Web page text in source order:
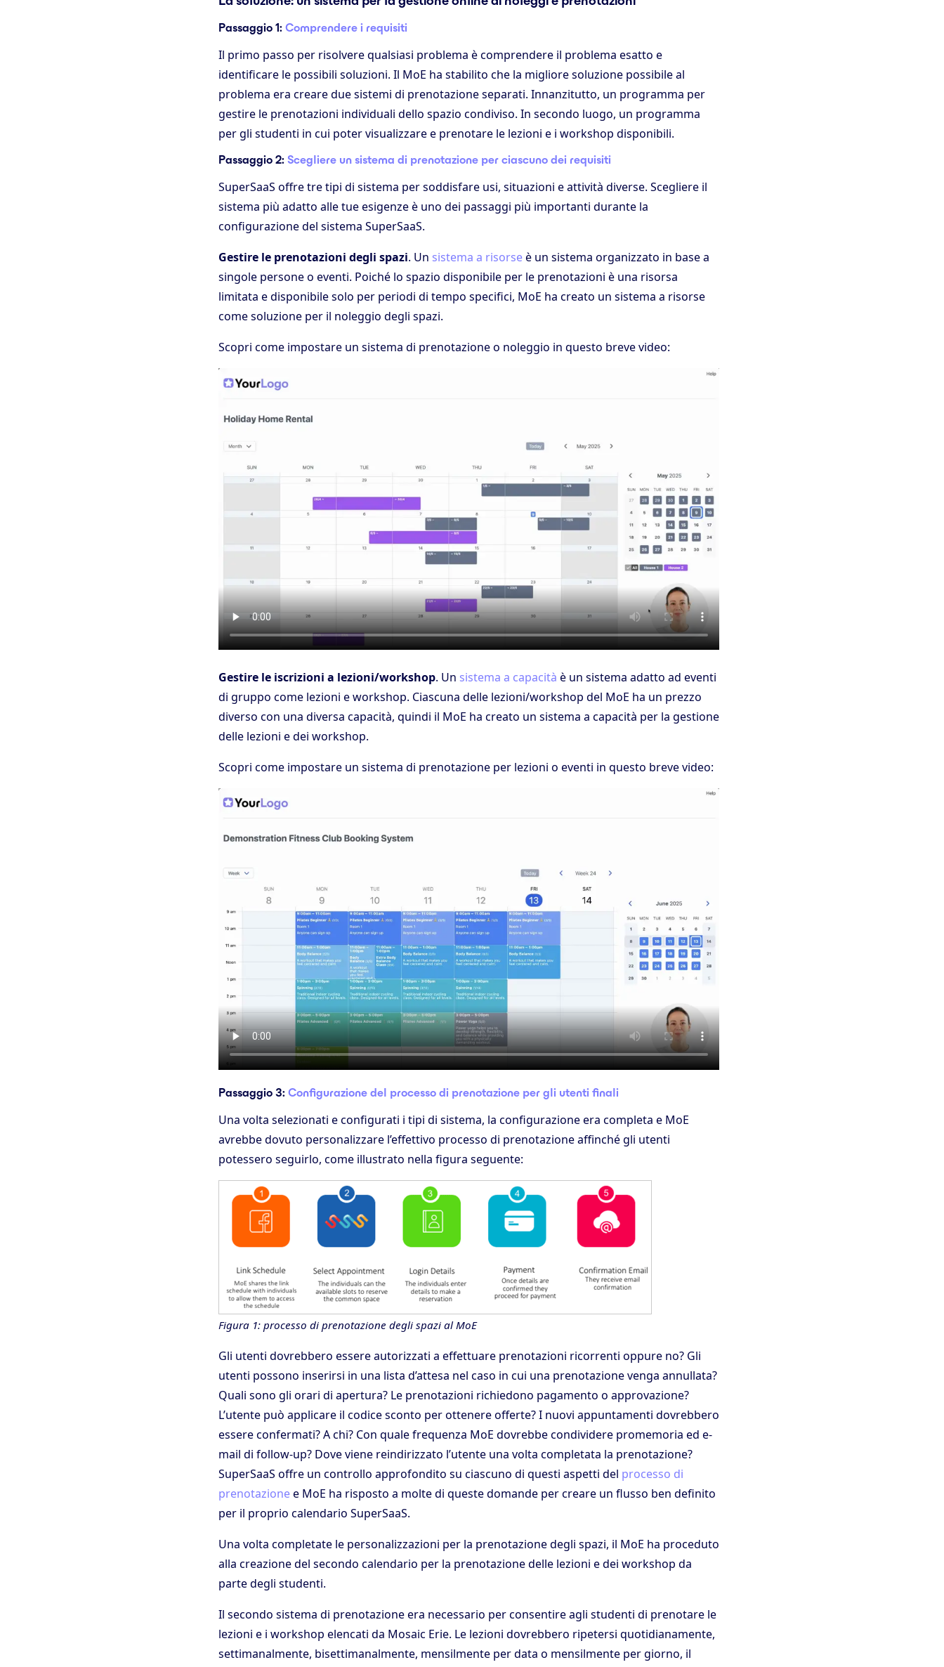
Passaggio 1: Comprendere i requisiti
Il primo passo per risolvere qualsiasi problema è comprendere il problema esatto e
identificare le possibili soluzioni. Il MoE ha stabilito che la migliore soluzione possibile al
problema era creare due sistemi di prenotazione separati. Innanzitutto, un programma per
gestire le prenotazioni individuali dello spazio condiviso. In secondo luogo, un programma
per gli studenti in cui poter visualizzare e prenotare le lezioni e i workshop disponibili.
Passaggio 2: Scegliere un sistema di prenotazione per ciascuno dei requisiti
SuperSaaS offre tre tipi di sistema per soddisfare usi, situazioni e attività diverse. Scegliere il
sistema più adatto alle tue esigenze è uno dei passaggi più importanti durante la
configurazione del sistema SuperSaaS.
Gestire le prenotazioni degli spazi. Un sistema a risorseè un sistema organizzato in base a
singole persone o eventi. Poiché lo spazio disponibile per le prenotazioni è una risorsa
limitata e disponibile solo per periodi di tempo specifici, MoE ha creato un sistema a risorse
come soluzione per il noleggio degli spazi.
Scopri come impostare un sistema di prenotazione o noleggio in questo breve video:
Gestire le iscrizioni a lezioni/workshop. Un sistema a capacità è un sistema adatto ad eventi
di gruppo come lezioni e workshop. Ciascuna delle lezioni/workshop del MoE ha un prezzo
diverso con una diversa capacità, quindi il MoE ha creato un sistema a capacità per la gestione
delle lezioni e dei workshop.
Scopri come impostare un sistema di prenotazione per lezioni o eventi in questo breve video:
Passaggio 3: Configurazione del processo di prenotazione per gli utenti finali
Una volta selezionati e configurati i tipi di sistema, la configurazione era completa e MoE
avrebbe dovuto personalizzare l’effettivo processo di prenotazione affinché gli utenti
potessero seguirlo, come illustrato nella figura seguente:
Figura 1: processo di prenotazione degli spazi al MoE
Gli utenti dovrebbero essere autorizzati a effettuare prenotazioni ricorrenti oppure no? Gli
utenti possono inserirsi in una lista d’attesa nel caso in cui una prenotazione venga annullata?
Quali sono gli orari di apertura? Le prenotazioni richiedono pagamento o approvazione?
L’utente può applicare il codice sconto per ottenere offerte? I nuovi appuntamenti dovrebbero
essere confermati? A chi? Con quale frequenza MoE dovrebbe condividere promemoria ed e-
mail di follow-up? Dove viene reindirizzato l’utente una volta completata la prenotazione?
SuperSaaS offre un controllo approfondito su ciascuno di questi aspetti del processo di
prenotazionee MoE ha risposto a molte di queste domande per creare un flusso ben definito
per il proprio calendario SuperSaaS.
Una volta completate le personalizzazioni per la prenotazione degli spazi, il MoE ha proceduto
alla creazione del secondo calendario per la prenotazione delle lezioni e dei workshop da
parte degli studenti.
Il secondo sistema di prenotazione era necessario per consentire agli studenti di prenotare le
lezioni e i workshop elencati da Mosaic Erie. Le lezioni dovrebbero ripetersi quotidianamente,
settimanalmente, bisettimanalmente, mensilmente per data o mensilmente per giorno, il